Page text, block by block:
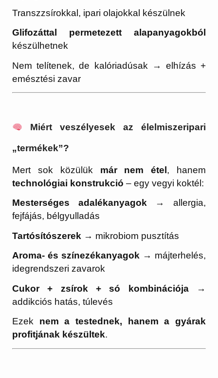
Transzzsírokkal, ipari olajokkal készülnek
Glifozáttal permetezett alapanyagokból
készülhetnek
Nem telítenek, de kalóriadúsak → elhízás +
emésztési zavar
Miért veszélyesek az élelmiszeripari
„termékek”?
Mert sok közülük már nem étel , hanem
technológiai konstrukció – egy vegyi koktél:
Mesterséges adalékanyagok→ allergia,
fejfájás, bélgyulladás
Tartósítószerek → mikrobiom pusztítás
Aroma- és színezékanyagok → májterhelés,
idegrendszeri zavarok
Cukor + zsírok + só kombinációja→
addikciós hatás, túlevés
Ezek nem a testednek, hanem a gyárak
profitjának készültek.